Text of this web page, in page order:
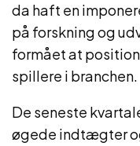
da haft en
på forskning og
formået at
spillere i branchen.
De seneste
øgede indtægter